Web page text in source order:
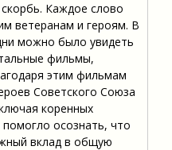
Каждое слово
ветеранам и героям. В
можно было увидеть
фильмы,
этим фильмам
Советского Союза
коренных
осознать, что
вклад в общую